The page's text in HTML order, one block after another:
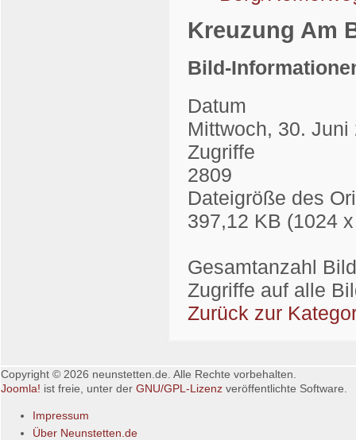
Kreuzung Am
Bild-
Datum
Mittwoch, 30. Juni
Zugriffe
2809
Dateigröße des
397,12 KB (1024
Gesamtanzahl
Zugriffe auf alle
Zurück zur
Copyright © 2026 neunstetten.de. Alle Rechte vorbehalten.
Joomla! ist freie, unter der GNU/GPL-Lizenz veröffentlichte Software.
Impressum
Über Neunstetten.de